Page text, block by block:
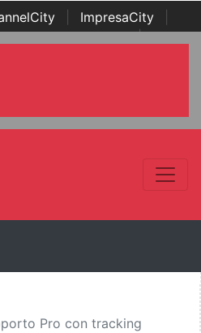
ImpresaCity
Channel Awards | Italian
Pro con tracking